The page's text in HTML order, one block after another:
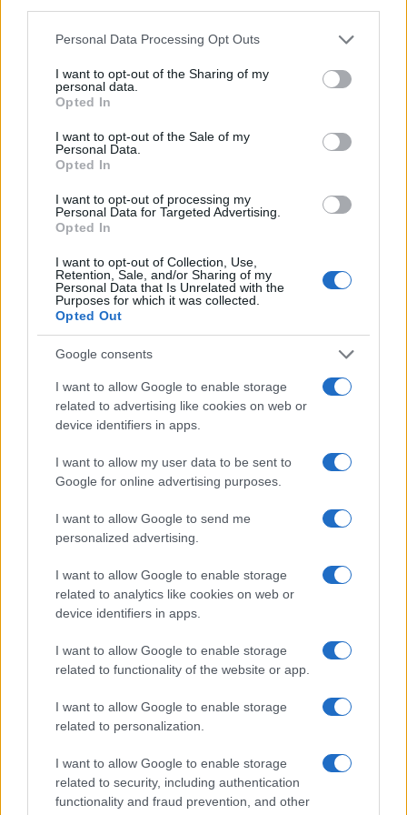
Please note that this website/app uses one or more Google
not limited to your visit or usage behaviour. You may click to
grant or deny consent to Google and its third-party tags to
use your data for below specified purposes in below Google
consent section.
Personal Data Processing Opt Outs
I want to opt-out of the Sharing of my
personal data.
Opted In
I want to opt-out of the Sale of my
Personal Data.
Opted In
I want to opt-out of processing my
Personal Data for Targeted Advertising.
Opted In
I want to opt-out of Collection, Use,
Retention, Sale, and/or Sharing of my
Personal Data that Is Unrelated with the
Purposes for which it was collected.
Opted Out
Google consents
I want to allow Google to enable storage
related to advertising like cookies on web or
device identifiers in apps.
I want to allow my user data to be sent to
Google for online advertising purposes.
I want to allow Google to send me
personalized advertising.
I want to allow Google to enable storage
related to analytics like cookies on web or
device identifiers in apps.
I want to allow Google to enable storage
related to functionality of the website or app.
I want to allow Google to enable storage
related to personalization.
I want to allow Google to enable storage
related to security, including authentication
functionality and fraud prevention, and other
ΤΟΠΙΚΉ ΕΠΙΚΑΙΡΌΤΗΤΑ
Την Πέμπτη στην Άρδασσα η κηδεία του γνωστού
γιατρού Νίκου Ελευθεριάδη
E-PTOLEMEOS TEAM 4 ΑΥΓΟΎΣΤΟΥ 2026, 7:08 ΜΜ
ΠΕΡΙΣΣΌΤΕΡΑ